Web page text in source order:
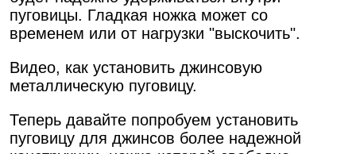
пуговицы. Гладкая ножка может со
временем или от нагрузки "выскочить".
Видео, как установить джинсовую
металлическую пуговицу.
Теперь давайте попробуем установить
пуговицу для джинсов более надежной